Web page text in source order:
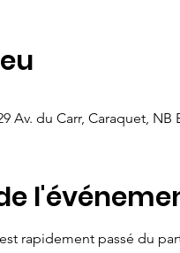
Av. du Carr, Caraquet, NB
rapidement passé du